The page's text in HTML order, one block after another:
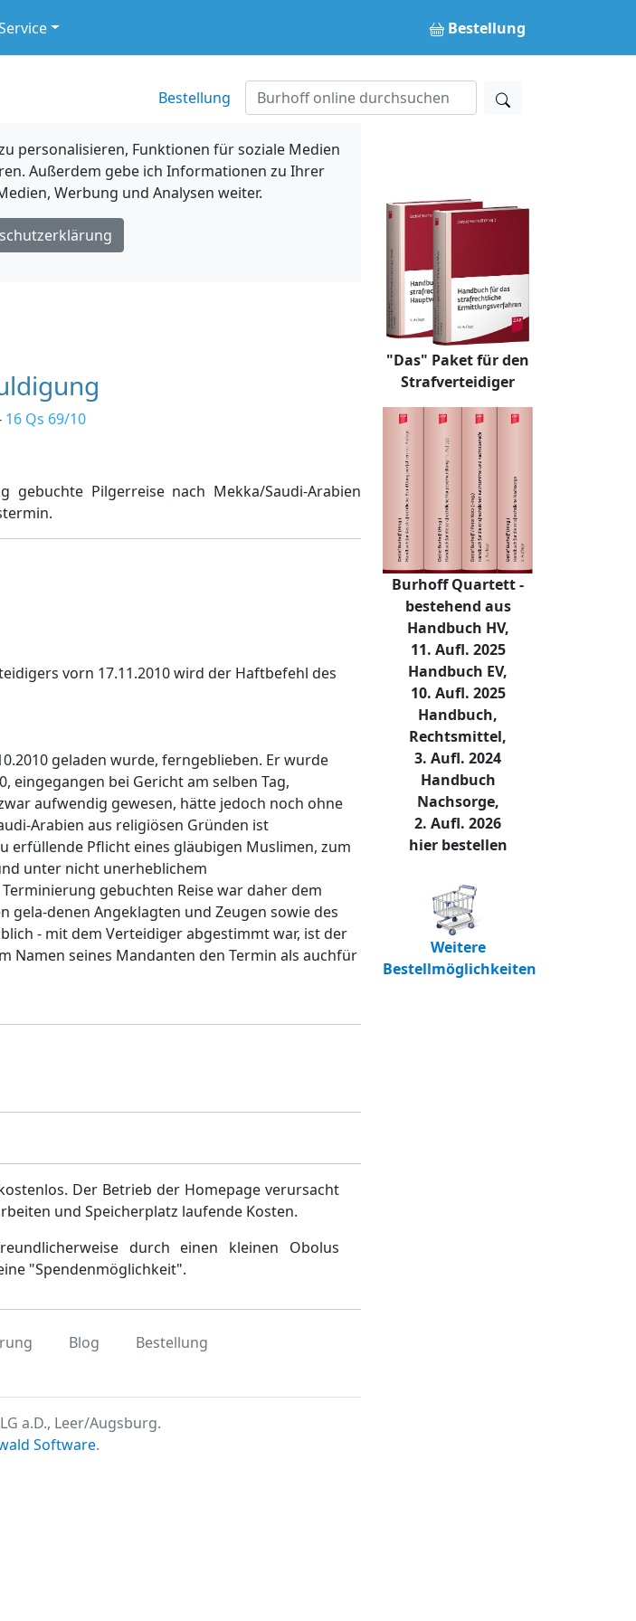
Bestellung
Bestellung
personalisieren, Funktionen für soziale Medien
Außerdem gebe ich Informationen zu Ihrer
Werbung und Analysen weiter.
16 Qs 69/10
Pilgerreise nach Mekka/Saudi-Arabien
vorn 17.11.2010 wird der Haftbefehl des
geladen wurde, ferngeblieben. Er wurde
eingegangen bei Gericht am selben Tag,
aufwendig gewesen, hätte jedoch noch ohne
Arabien aus religiösen Gründen ist
erfüllende Pflicht eines gläubigen Muslimen, zum
unter nicht unerheblichem
gebuchten Reise war daher dem
denen Angeklagten und Zeugen sowie des
- mit dem Verteidiger abgestimmt war, ist der
Namen seines Mandanten den Termin als auchfür
Der Betrieb der Homepage verursacht
und Speicherplatz laufende Kosten.
durch einen kleinen Obolus
"Spendenmöglichkeit".
Blog Bestellung
a.D., Leer/Augsburg.
Software.
"Das" Paket für den
Strafverteidiger
Burhoff Quartett -
bestehend aus
Handbuch HV,
11. Aufl. 2025
Handbuch EV,
10. Aufl. 2025
Handbuch,
Rechtsmittel,
3. Aufl. 2024
Handbuch
Nachsorge,
2. Aufl. 2026
hier bestellen
Weitere
Bestellmöglichkeiten